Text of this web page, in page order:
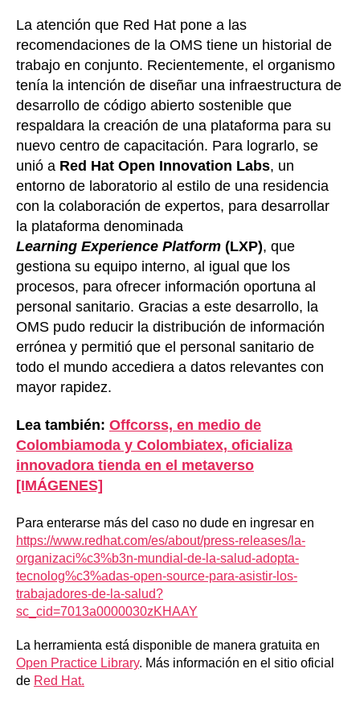
La atención que Red Hat pone a las
recomendaciones de la OMS tiene un historial de
trabajo en conjunto. Recientemente, el organismo
tenía la intención de diseñar una infraestructura de
desarrollo de código abierto sostenible que
respaldara la creación de una plataforma para su
nuevo centro de capacitación. Para lograrlo, se
unió a Red Hat Open Innovation Labs, un
entorno de laboratorio al estilo de una residencia
con la colaboración de expertos, para desarrollar
la plataforma denominada
Learning Experience Platform (LXP), que
gestiona su equipo interno, al igual que los
procesos, para ofrecer información oportuna al
personal sanitario. Gracias a este desarrollo, la
OMS pudo reducir la distribución de información
errónea y permitió que el personal sanitario de
todo el mundo accediera a datos relevantes con
mayor rapidez.
Lea también: Offcorss, en medio de
Colombiamoda y Colombiatex, oficializa
innovadora tienda en el metaverso
[IMÁGENES]
Para enterarse más del caso no dude en ingresar en
https://www.redhat.com/es/about/press-releases/la-
organizaci%c3%b3n-mundial-de-la-salud-adopta-
tecnolog%c3%adas-open-source-para-asistir-los-
trabajadores-de-la-salud?
sc_cid=7013a0000030zKHAAY
La herramienta está disponible de manera gratuita en
Open Practice Library. Más información en el sitio oficial
de Red Hat.